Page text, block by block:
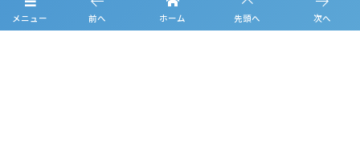
メニュー 前へ ホーム 先頭へ 次へ
結果